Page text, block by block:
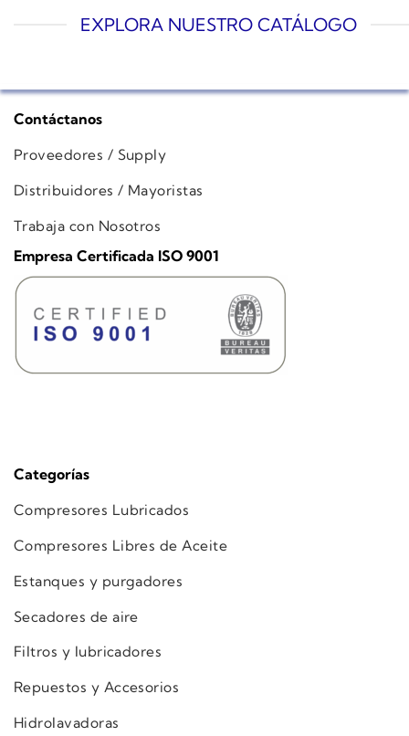
EXPLORA NUESTRO CATÁLOGO
Categorías
Compresores Lubricados
Compresores Libres de Aceite
Estanques y purgadores
Secadores de aire
Filtros y lubricadores
Repuestos y Accesorios
Hidrolavadoras
Contáctanos
Proveedores / Supply
Distribuidores / Mayoristas
Trabaja con Nosotros
Empresa Certificada ISO 9001